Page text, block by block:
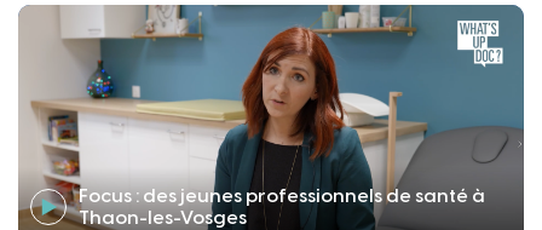
Focus : des jeunes professionnels de santé à
Thaon-les-Vosges